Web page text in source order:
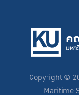
Copyright ©
Maritime